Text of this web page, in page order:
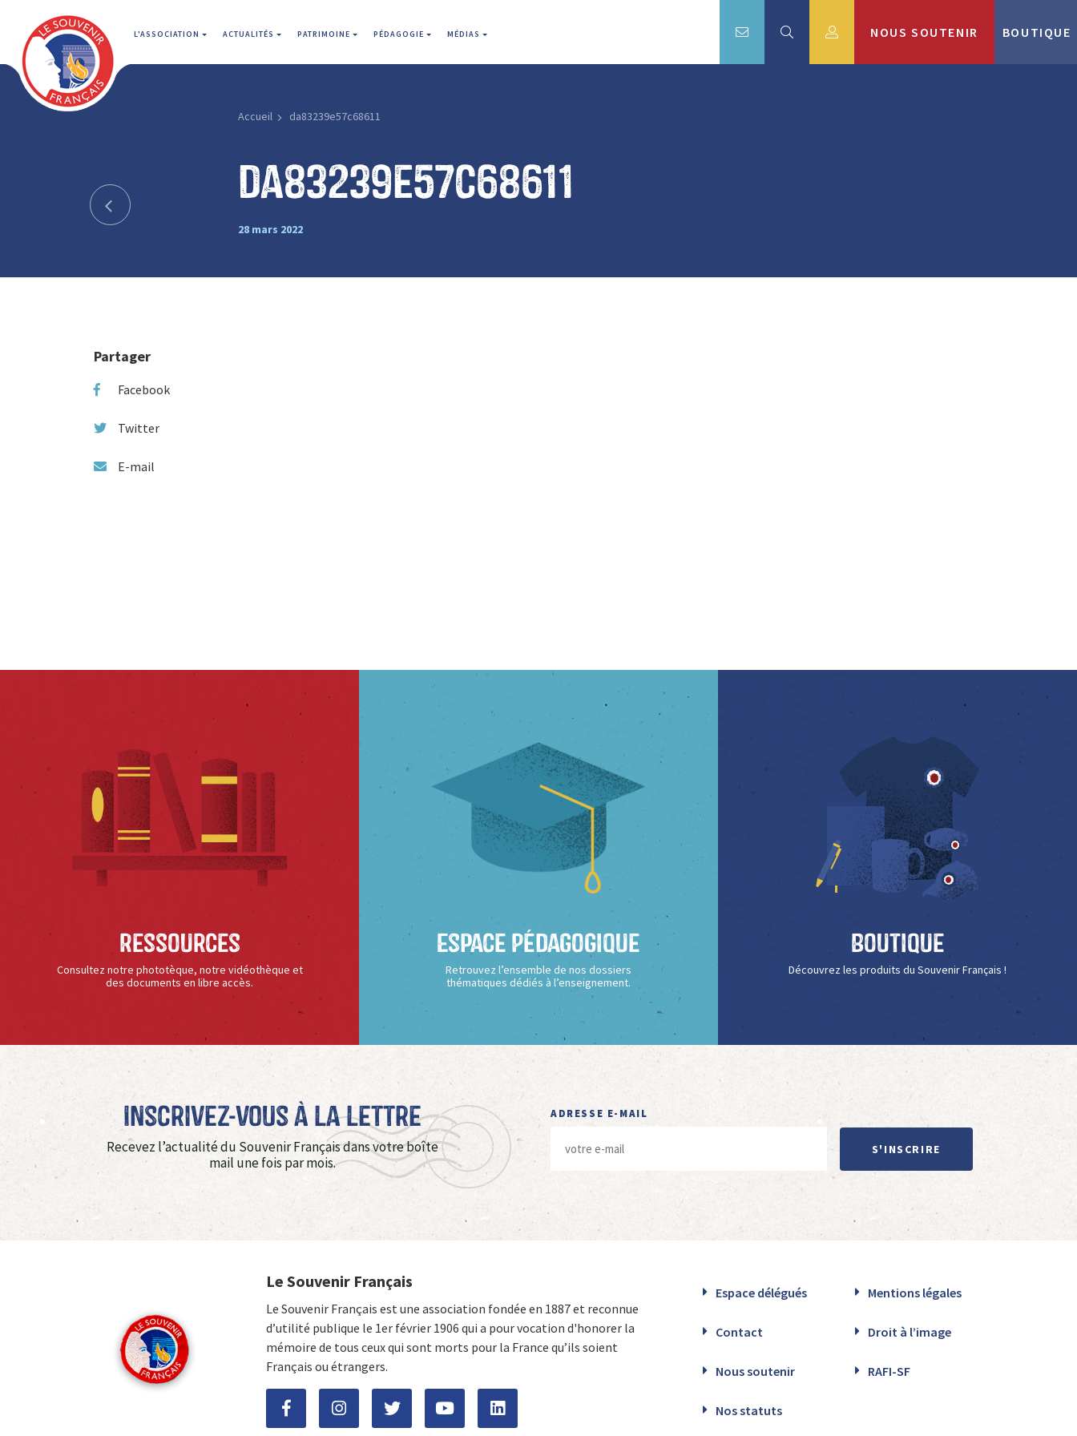
L'ASSOCIATION ACTUALITÉS PATRIMOINE PÉDAGOGIE MÉDIAS NOUS SOUTENIR BOUTIQUE
Accueil da83239e57c68611
da83239e57c68611
28 mars 2022
Partager
Facebook
Twitter
E-mail
Ressources
Consultez notre phototèque, notre vidéothèque et
des documents en libre accès.
Espace Pédagogique
Retrouvez l’ensemble de nos dossiers
thématiques dédiés à l’enseignement.
Boutique
Découvrez les produits du Souvenir Français !
Inscrivez-vous à La Lettre
Recevez l’actualité du Souvenir Français dans votre boîte
mail une fois par mois.
ADRESSE E-MAIL
S'INSCRIRE
Le Souvenir Français
Le Souvenir Français est une association fondée en 1887 et reconnue
d’utilité publique le 1er février 1906 qui a pour vocation d'honorer la
mémoire de tous ceux qui sont morts pour la France qu’ils soient
Français ou étrangers.
Espace délégués Mentions légales
Contact Droit à l’image
Nous soutenir RAFI-SF
Nos statuts